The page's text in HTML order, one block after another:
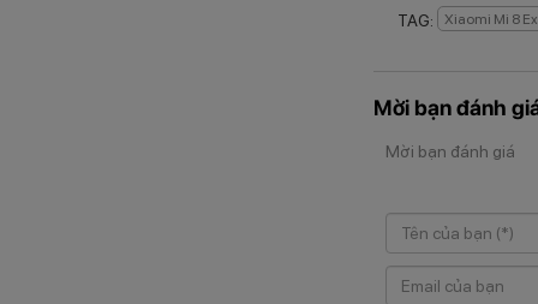
TAG: Xiaomi Mi 8
Mời bạn đánh
Mời bạn đánh giá